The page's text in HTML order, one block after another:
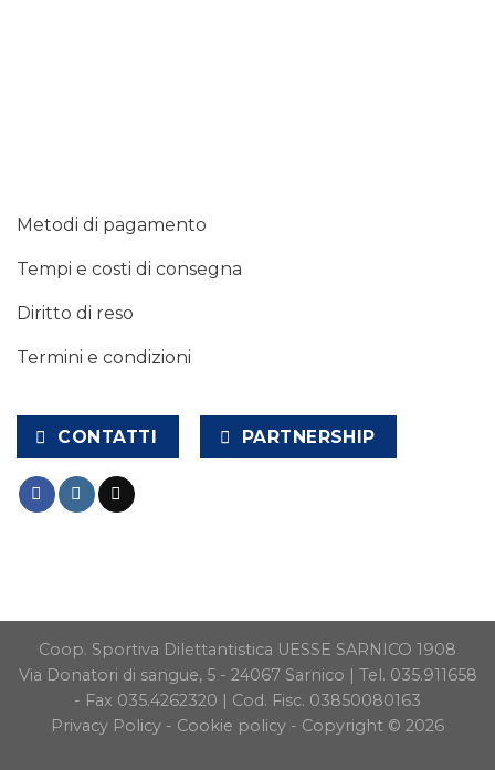
Metodi di pagamento
Tempi e costi di consegna
Diritto di reso
Termini e condizioni
CONTATTI PARTNERSHIP
Coop. Sportiva Dilettantistica UESSE SARNICO 1908
Via Donatori di sangue, 5 - 24067 Sarnico | Tel. 035.911658
- Fax 035.4262320 | Cod. Fisc. 03850080163
Privacy Policy - Cookie policy - Copyright © 2026